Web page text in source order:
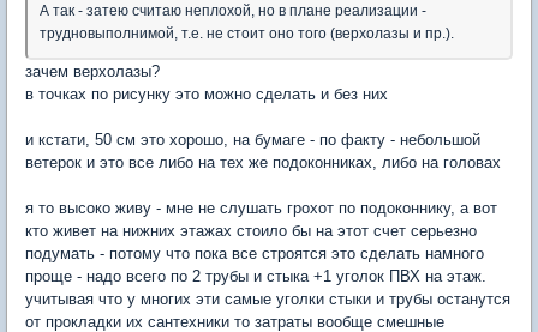
А так - затею считаю неплохой, но в плане реализации -
трудновыполнимой, т.е. не стоит оно того (верхолазы и пр.).
зачем верхолазы?
в точках по рисунку это можно сделать и без них
и кстати, 50 см это хорошо, на бумаге - по факту - небольшой
ветерок и это все либо на тех же подоконниках, либо на головах
я то высоко живу - мне не слушать грохот по подоконнику, а вот
кто живет на нижних этажах стоило бы на этот счет серьезно
подумать - потому что пока все строятся это сделать намного
проще - надо всего по 2 трубы и стыка +1 уголок ПВХ на этаж.
учитывая что у многих эти самые уголки стыки и трубы останутся
от прокладки их сантехники то затраты вообще смешные